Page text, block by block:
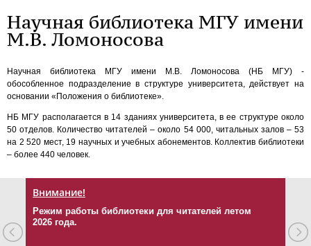
Научная библиотека МГУ имени
М.В. Ломоносова
Научная библиотека МГУ имени М.В. Ломоносова (НБ МГУ) -
обособленное подразделение в структуре университета, действует на
основании «Положения о библиотеке».
НБ МГУ располагается в 14 зданиях университета, в ее структуре около
50 отделов. Количество читателей – около 54 000, читальных залов – 53
на 2 520 мест, 19 научных и учебных абонементов. Коллектив библиотеки
– более 440 человек.
Внимание!
Режим работы библиотеки для читателей летом
2026 года.